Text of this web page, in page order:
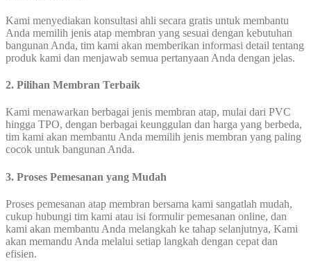
Kami menyediakan konsultasi ahli secara gratis untuk membantu
Anda memilih jenis atap membran yang sesuai dengan kebutuhan
bangunan Anda, tim kami akan memberikan informasi detail tentang
produk kami dan menjawab semua pertanyaan Anda dengan jelas.
2. Pilihan Membran Terbaik
Kami menawarkan berbagai jenis membran atap, mulai dari PVC
hingga TPO, dengan berbagai keunggulan dan harga yang berbeda,
tim kami akan membantu Anda memilih jenis membran yang paling
cocok untuk bangunan Anda.
3. Proses Pemesanan yang Mudah
Proses pemesanan atap membran bersama kami sangatlah mudah,
cukup hubungi tim kami atau isi formulir pemesanan online, dan
kami akan membantu Anda melangkah ke tahap selanjutnya, Kami
akan memandu Anda melalui setiap langkah dengan cepat dan
efisien.